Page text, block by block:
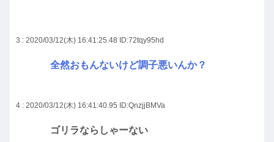
3 : 2020/03/12(木) 16:41:25.48 ID:72tqy95hd
全然おもんないけど調子悪いんか？
4 : 2020/03/12(木) 16:41:40.95 ID:QnzjjBMVa
ゴリラならしゃーない